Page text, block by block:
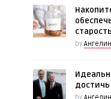
старость
by